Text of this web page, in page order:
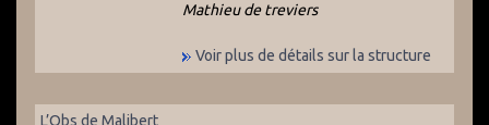
Mathieu de treviers
Voir plus de détails sur la structure
L’Obs de Malibert